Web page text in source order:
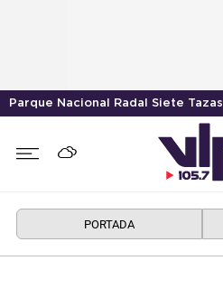
Parque Nacional Radal Siete Tazas
PORTADA